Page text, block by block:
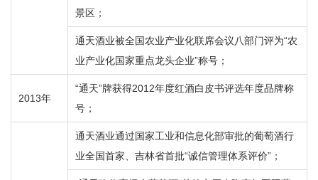
景区；
通天酒业被全国农业产业化联席会议八部门评为“农
业产业化国家重点龙头企业”称号；
2013年
“通天”牌获得2012年度红酒白皮书评选年度品牌称
号；
通天酒业通过国家工业和信息化部审批的葡萄酒行
业全国首家、吉林省首批“诚信管理体系评价”；